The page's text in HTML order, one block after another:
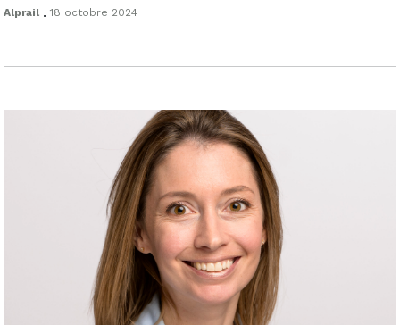
Alprail . 18 octobre 2024